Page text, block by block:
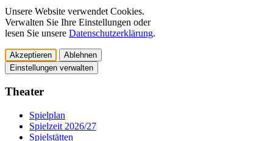
Unsere Website verwendet Cookies.
Verwalten Sie Ihre Einstellungen oder
lesen Sie unsere Datenschutzerklärung.
Akzeptieren
Ablehnen
Einstellungen verwalten
Theater
Spielplan
Spielzeit 2026/27
Spielstätten